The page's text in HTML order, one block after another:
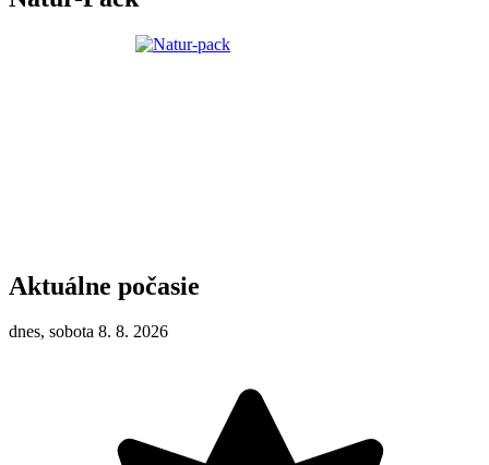
Aktuálne počasie
dnes, sobota 8. 8. 2026